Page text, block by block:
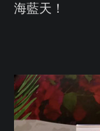
海藍天！